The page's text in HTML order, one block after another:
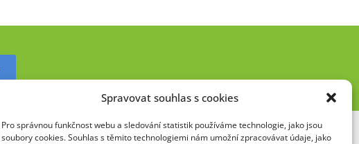
Spravovat souhlas s cookies
Pro správnou funkčnost webu a sledování statistik používáme technologie, jako jsou
soubory cookies. Souhlas s těmito technologiemi nám umožní zpracovávat údaje, jako